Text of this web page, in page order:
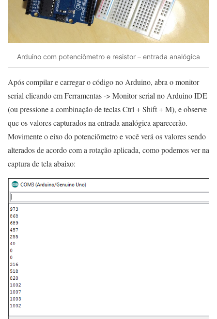
Arduino com potenciômetro e resistor – entrada analógica
Após compilar e carregar o código no Arduino, abra o monitor
serial clicando em Ferramentas -> Monitor serial no Arduino IDE
(ou pressione a combinação de teclas Ctrl + Shift + M), e observe
que os valores capturados na entrada analógica aparecerão.
Movimente o eixo do potenciômetro e você verá os valores sendo
alterados de acordo com a rotação aplicada, como podemos ver na
captura de tela abaixo: